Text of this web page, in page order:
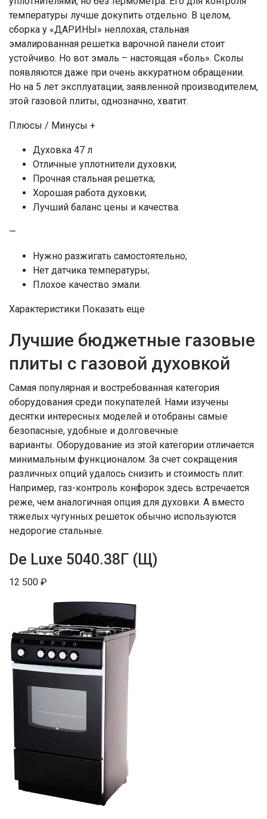
температуры лучше докупить отдельно. В целом,
сборка у «ДАРИНЫ» неплохая, стальная
эмалированная решетка варочной панели стоит
устойчиво. Но вот эмаль – настоящая «боль». Сколы
появляются даже при очень аккуратном обращении.
Но на 5 лет эксплуатации, заявленной производителем,
этой газовой плиты, однозначно, хватит.
Плюсы / Минусы +
Духовка 47 л
Отличные уплотнители духовки;
Прочная стальная решетка;
Хорошая работа духовки;
Лучший баланс цены и качества.
—
Нужно разжигать самостоятельно;
Нет датчика температуры;
Плохое качество эмали.
Характеристики Показать еще
Лучшие бюджетные газовые
плиты с газовой духовкой
Самая популярная и востребованная категория
оборудования среди покупателей. Нами изучены
десятки интересных моделей и отобраны самые
безопасные, удобные и долговечные
варианты. Оборудование из этой категории отличается
минимальным функционалом. За счет сокращения
различных опций удалось снизить и стоимость плит.
Например, газ-контроль конфорок здесь встречается
реже, чем аналогичная опция для духовки. А вместо
тяжелых чугунных решеток обычно используются
недорогие стальные.
De Luxe 5040.38Г (Щ)
12 500 ₽